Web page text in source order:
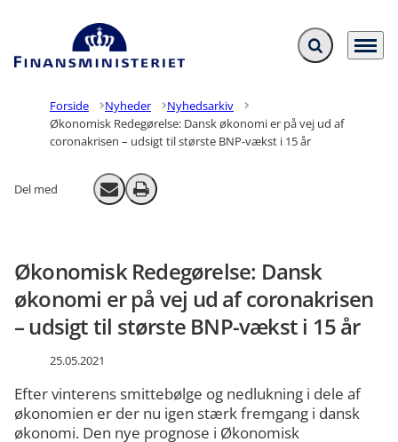
Gå til forsiden Fold søgefelt ud
Menu
Forside Nyheder
Nyhedsarkiv
Økonomisk Redegørelse: Dansk økonomi er på vej ud af
coronakrisen – udsigt til største BNP-vækst i 15 år
Del med Send email
Print
Økonomisk Redegørelse: Dansk
økonomi er på vej ud af coronakrisen
– udsigt til største BNP-vækst i 15 år
25.05.2021
Efter vinterens smittebølge og nedlukning i dele af
økonomien er der nu igen stærk fremgang i dansk
økonomi. Den nye prognose i Økonomisk